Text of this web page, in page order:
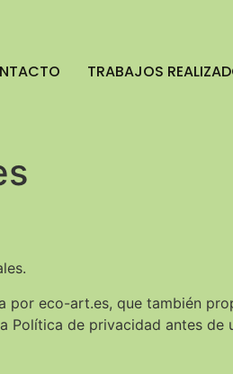
TRABAJOS
por eco-art.es, que también
Política de privacidad antes de